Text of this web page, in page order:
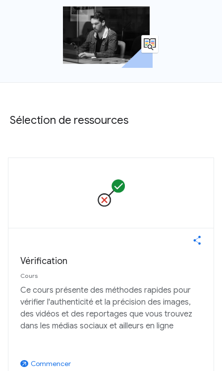
Sélection de ressources
Vérification
Cours
Ce cours présente des méthodes rapides pour
vérifier l'authenticité et la précision des images,
des vidéos et des reportages que vous trouvez
dans les médias sociaux et ailleurs en ligne
arrow_outward Commencer